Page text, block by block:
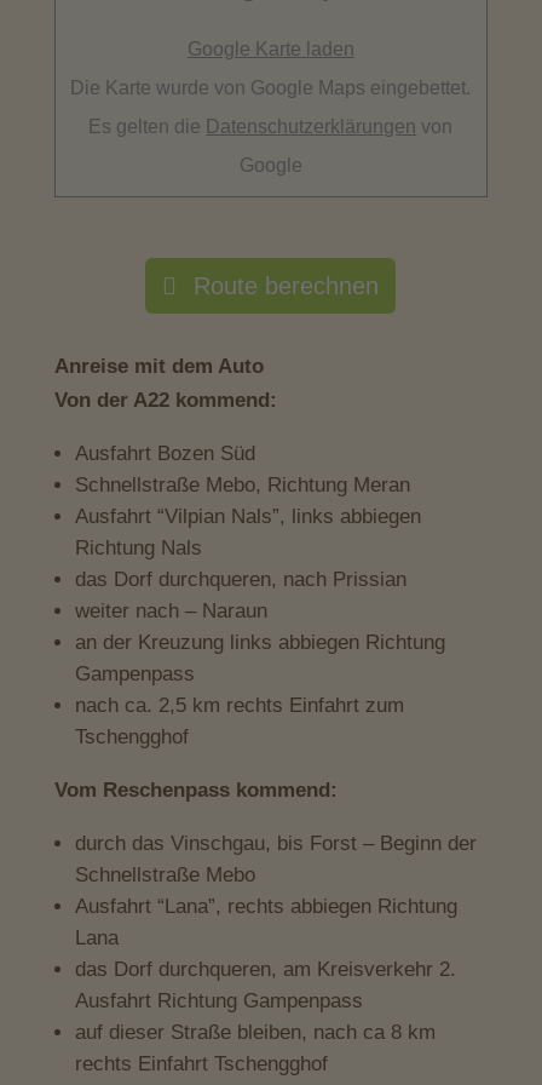
Google Karte laden
Die Karte wurde von Google Maps eingebettet.
Es gelten die Datenschutzerklärungen von
Google
Route berechnen
Anreise mit dem Auto
Von der A22 kommend:
Ausfahrt Bozen Süd
Schnellstraße Mebo, Richtung Meran
Ausfahrt “Vilpian Nals”, links abbiegen
Richtung Nals
das Dorf durchqueren, nach Prissian
weiter nach – Naraun
an der Kreuzung links abbiegen Richtung
Gampenpass
nach ca. 2,5 km rechts Einfahrt zum
Tschengghof
Vom Reschenpass kommend:
durch das Vinschgau, bis Forst – Beginn der
Schnellstraße Mebo
Ausfahrt “Lana”, rechts abbiegen Richtung
Lana
das Dorf durchqueren, am Kreisverkehr 2.
Ausfahrt Richtung Gampenpass
auf dieser Straße bleiben, nach ca 8 km
rechts Einfahrt Tschengghof